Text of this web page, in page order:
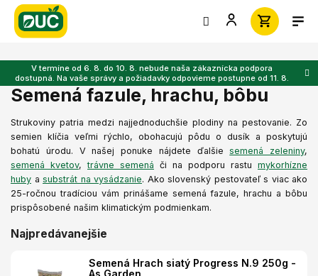
Prejsť
obsah
V termíne od 6. 8. do 10. 8. nebude naša zákaznícka podpora
dostupná. Na vaše správy a požiadavky odpovieme postupne od 11. 8.
Semená fazule, hrachu, bôbu
Strukoviny patria medzi najjednoduchšie plodiny na pestovanie. Zo
semien klíčia veľmi rýchlo, obohacujú pôdu o dusík a poskytujú
bohatú úrodu. V našej ponuke nájdete ďalšiesemená zeleniny,
semená kvetov,trávne semená či na podporu rastu mykorhízne
huby a substrát na vysádzanie. Ako slovenský pestovateľ s viac ako
25-ročnou tradíciou vám prinášame semená fazule, hrachu a bôbu
prispôsobené našim klimatickým podmienkam.
Najpredávanejšie
Semená Hrach siatý Progress N.9 250g -
As Garden